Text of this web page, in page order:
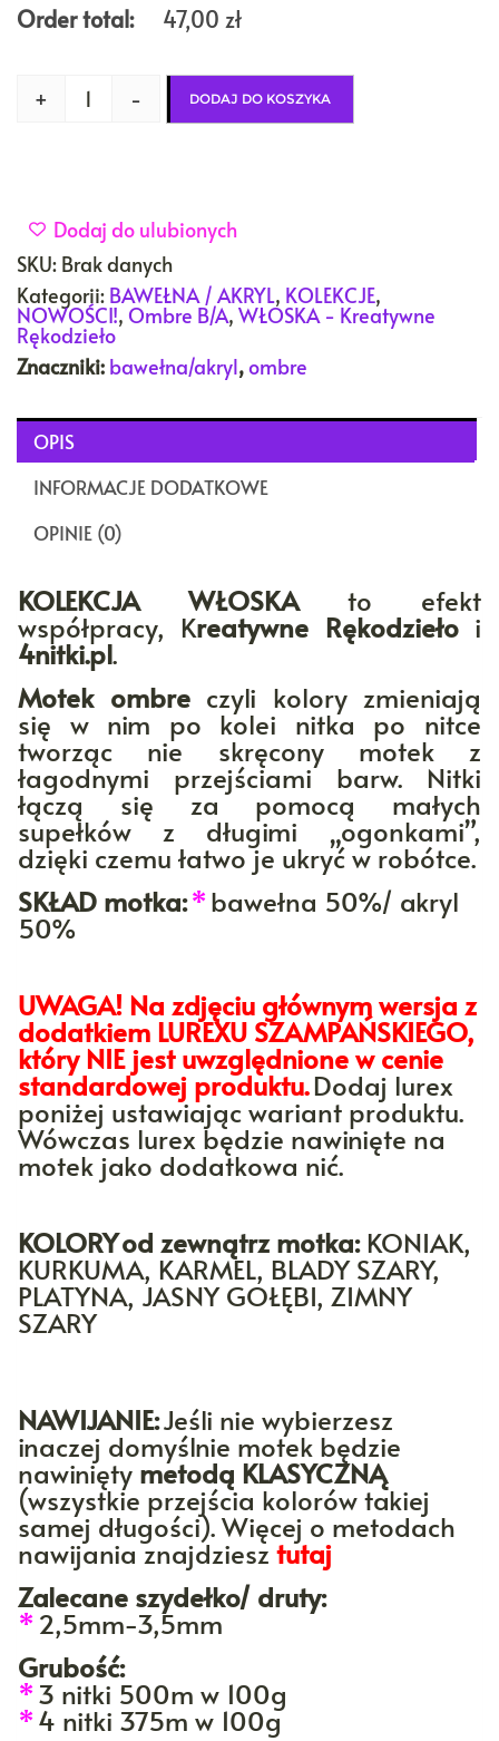
Order total: 47,00 zł
+ - DODAJ DO KOSZYKA
Dodaj do ulubionych
SKU: Brak danych
Kategorii: BAWEŁNA / AKRYL, KOLEKCJE,
NOWOŚCI!, Ombre B/A, WŁOSKA - Kreatywne
Rękodzieło
Znaczniki: bawełna/akryl,ombre
OPIS
INFORMACJE DODATKOWE
OPINIE (0)
KOLEKCJA WŁOSKAto efekt
współpracy, Kreatywne Rękodziełoi
4nitki.pl.
Motek ombreczyli kolory zmieniają
się w nim po kolei nitka po nitce
tworząc nie skręcony motek z
łagodnymi przejściami barw. Nitki
łączą się za pomocą małych
supełków z długimi „ogonkami”,
dzięki czemu łatwo je ukryć w robótce.
SKŁAD motka:*bawełna 50%/ akryl
50%
UWAGA! Na zdjęciu głównym wersja z
dodatkiem LUREXU SZAMPAŃSKIEGO,
który NIE jest uwzględnione w cenie
standardowej produktu.Dodaj lurex
poniżej ustawiając wariant produktu.
Wówczas lurex będzie nawinięte na
motek jako dodatkowa nić.
KOLORYod zewnątrz motka:KONIAK,
KURKUMA, KARMEL, BLADY SZARY,
PLATYNA, JASNY GOŁĘBI, ZIMNY
SZARY
NAWIJANIE:Jeśli nie wybierzesz
inaczej domyślnie motek będzie
nawinięty metodą KLASYCZNĄ
(wszystkie przejścia kolorów takiej
samej długości). Więcej o metodach
nawijania znajdziesz tutaj
Zalecane szydełko/ druty:
* 2,5mm-3,5mm
Grubość:
*3 nitki 500m w 100g
*4 nitki 375m w 100g